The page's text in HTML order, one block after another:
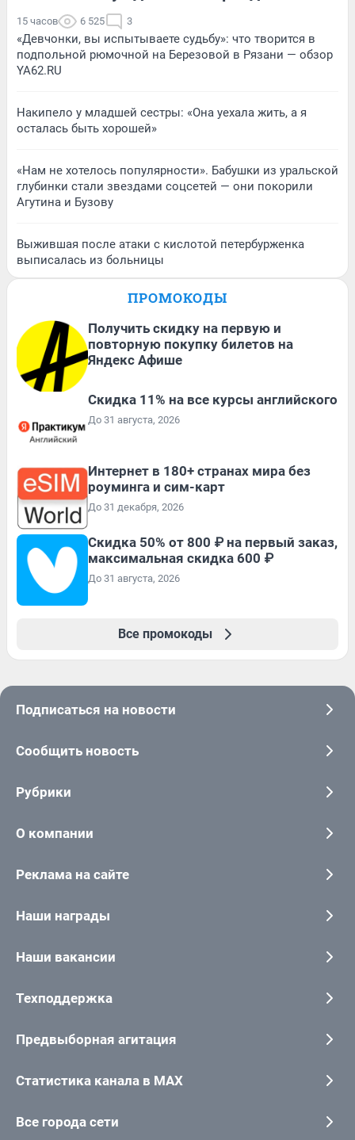
15 часов 6 525 3
«Девчонки, вы испытываете судьбу»: что творится в
подпольной рюмочной на Березовой в Рязани — обзор
YA62.RU
Накипело у младшей сестры: «Она уехала жить, а я
осталась быть хорошей»
«Нам не хотелось популярности». Бабушки из уральской
глубинки стали звездами соцсетей — они покорили
Агутина и Бузову
Выжившая после атаки с кислотой петербурженка
выписалась из больницы
ПРОМОКОДЫ
Получить скидку на первую и
повторную покупку билетов на
Яндекс Афише
Скидка 11% на все курсы английского
До 31 августа, 2026
Интернет в 180+ странах мира без
роуминга и сим-карт
До 31 декабря, 2026
Скидка 50% от 800 ₽ на первый заказ,
максимальная скидка 600 ₽
До 31 августа, 2026
Все промокоды
Подписаться на новости
Сообщить новость
Рубрики
О компании
Реклама на сайте
Наши награды
Наши вакансии
Техподдержка
Предвыборная агитация
Статистика канала в MAX
Все города сети